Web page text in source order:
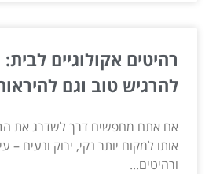
רהיטים אקולוגיים
להרגיש טוב וגם
אם אתם מחפשים דרך לשדרג את
אותו למקום יותר נקי, ירוק ונעים –
ורהיטים...